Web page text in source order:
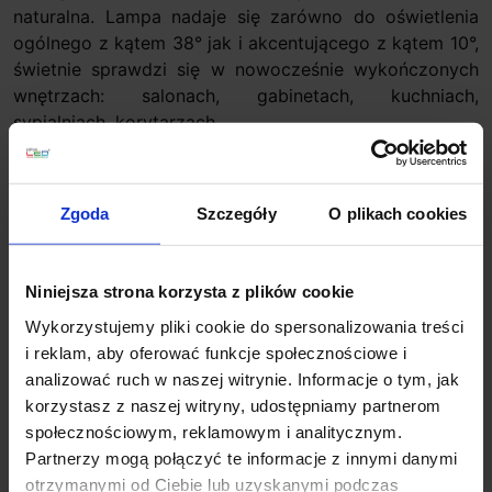
Zgoda Szczegóły O plikach cookies
Niniejsza strona korzysta z plików cookie
Wykorzystujemy pliki cookie do spersonalizowania treści
i reklam, aby oferować funkcje społecznościowe i
analizować ruch w naszej witrynie. Informacje o tym, jak
korzystasz z naszej witryny, udostępniamy partnerom
społecznościowym, reklamowym i analitycznym.
Partnerzy mogą połączyć te informacje z innymi danymi
otrzymanymi od Ciebie lub uzyskanymi podczas
naturalna. Lampa nadaje się zarówno do oświetlenia
ogólnego z kątem 38° jak i akcentującego z kątem 10°,
świetnie sprawdzi się w nowocześnie wykończonych
wnętrzach: salonach, gabinetach, kuchniach,
sypialniach, korytarzach.
Parametry techniczne:
Sposób montażu: szynoprzewód 1-fazowy
Materiał wykonania: aluminium + szkło
Kolor wykończenia: czarny, biały, złoty
Barwa światła 3000K biała ciepła, 4000K biała
naturalna
Strumień światła: 3000K-800lm, 4000K-840lm
Kąt świecenia: 10°, 38°
Możliwości regulacji: tak
Zasilanie: 230V
Zasilacz: wewnętrzny, wbudowany